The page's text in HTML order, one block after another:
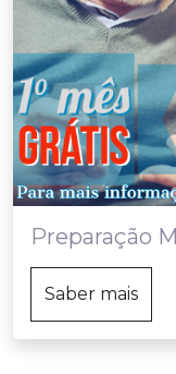
Preparação
Saber mais